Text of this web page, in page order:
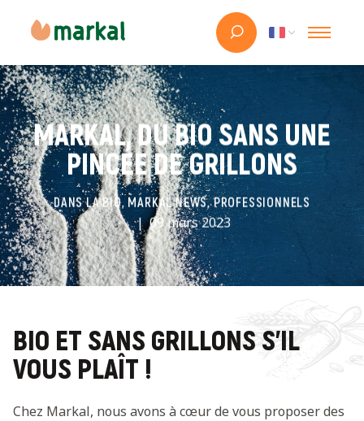
MARKAL, DU BIO SANS UNE
PINCÉE DE GRILLONS
DANS LA BIO, MARKAL NEWS, PROFESSIONNELS
09 mars 2023
BIO ET SANS GRILLONS S’IL
VOUS PLAÎT !
Chez Markal, nous avons à cœur de vous proposer des